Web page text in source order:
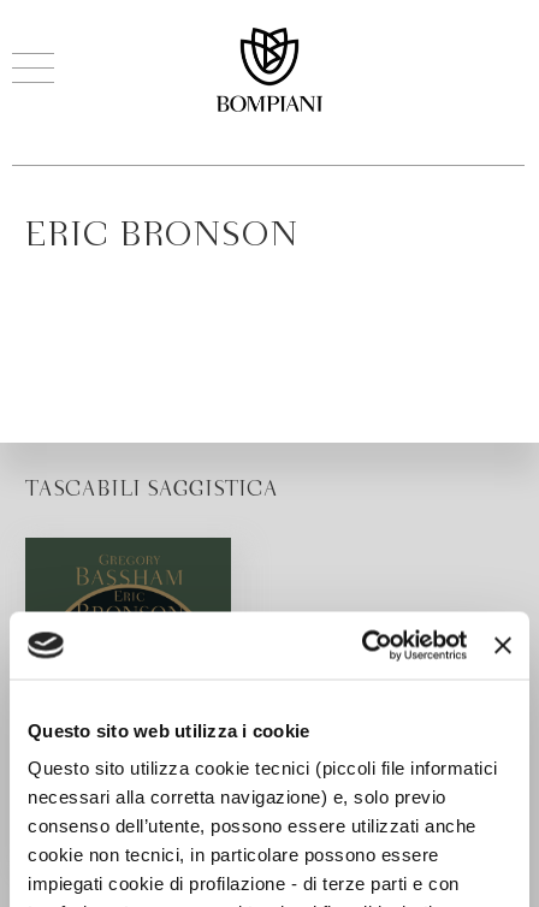
Questo sito web utilizza i cookie
Questo sito utilizza cookie tecnici (piccoli file informatici
necessari alla corretta navigazione) e, solo previo
consenso dell’utente, possono essere utilizzati anche
cookie non tecnici, in particolare possono essere
impiegati cookie di profilazione - di terze parti e con
ERIC BRONSON
TASCABILI SAGGISTICA
Lo Hobbit e la filosofia